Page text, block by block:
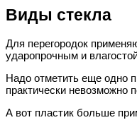
Виды стекла
Для перегородок
ударопрочным и
Надо отметить еще одно
практически невозможно
А вот пластик больше